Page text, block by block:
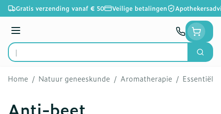
Ga naar de inhoud
Gratis verzending vanaf € 50 Veilige betalingen
Menu
Product, merk, categorie...
Zoek
Home / Natuur geneeskunde / Aromatherapie / Essentiële
Anti-beet